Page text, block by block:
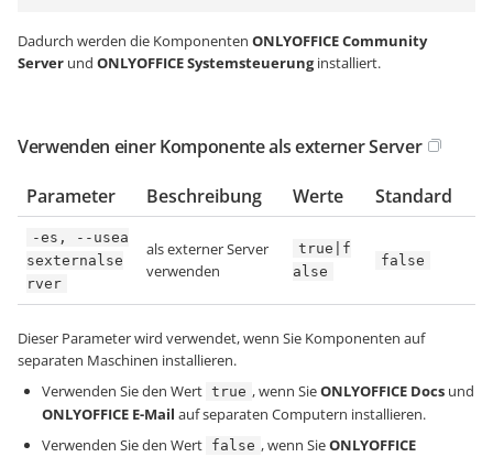
Dadurch werden die Komponenten ONLYOFFICE Community
Server und ONLYOFFICE Systemsteuerunginstalliert.
Verwenden einer Komponente als externer Server
Parameter Beschreibung Werte Standard
-es, --usea
sexternalse
rver
als externer Server
verwenden
true|f
alse
false
Dieser Parameter wird verwendet, wenn Sie Komponenten auf
separaten Maschinen installieren.
Verwenden Sie den Wert true , wenn SieONLYOFFICE Docs und
ONLYOFFICE E-Mail auf separaten Computern installieren.
Verwenden Sie den Wert false , wenn SieONLYOFFICE